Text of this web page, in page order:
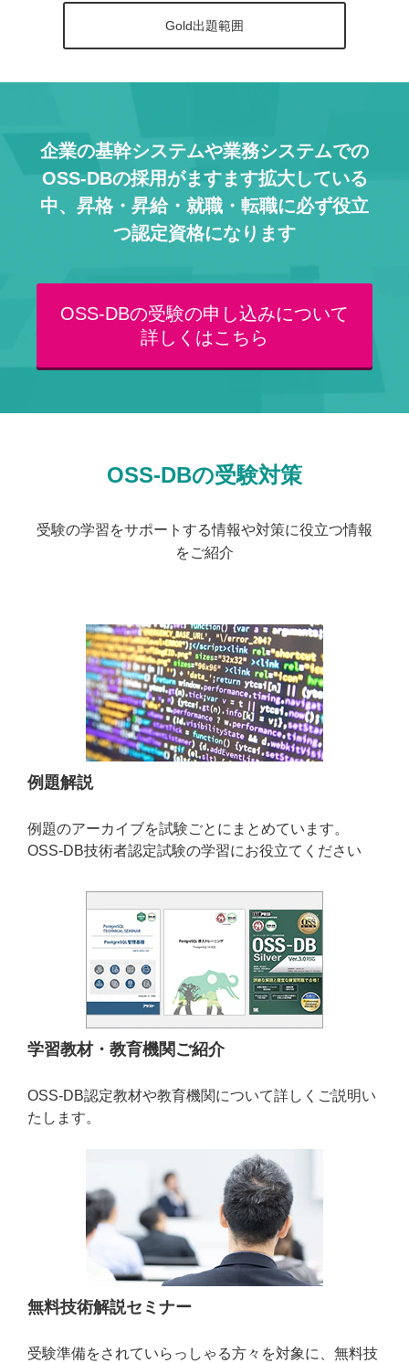
Gold出題範囲
企業の基幹システムや業務システムでの
OSS-DBの採用がますます拡大している
中、 昇格・昇給・就職・転職に必ず役立
つ認定資格になります
OSS-DBの受験の申し込みについて
詳しくはこちら
OSS-DBの受験対策
受験の学習をサポートする情報や対策に役立つ情報
をご紹介
例題解説
例題のアーカイブを試験ごとにまとめています。
OSS-DB技術者認定試験の学習にお役立てください
学習教材・教育機関ご紹介
OSS-DB認定教材や教育機関について詳しくご説明い
たします。
無料技術解説セミナー
受験準備をされていらっしゃる方々を対象に、無料技